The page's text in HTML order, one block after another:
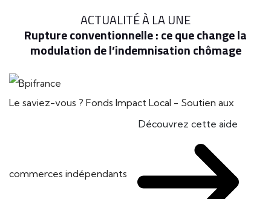
ACTUALITÉ À LA UNE
Rupture conventionnelle : ce que change la
modulation de l’indemnisation chômage
Le saviez-vous ? Fonds Impact Local - Soutien aux
commerces indépendants
Découvrez cette aide